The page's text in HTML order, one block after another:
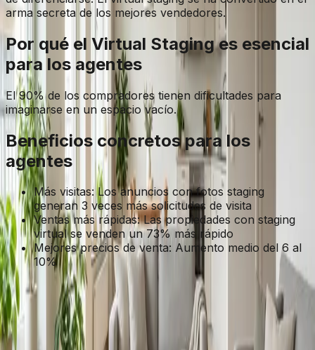
arma secreta de los mejores vendedores.
Por qué el Virtual Staging es esencial
para los agentes
El 90% de los compradores tienen dificultades para
imaginarse en un espacio vacío.
Beneficios concretos para los
agentes
Más visitas: Los anuncios con fotos staging
generan 3 veces más solicitudes de visita
Ventas más rápidas: Las propiedades con staging
virtual se venden un 73% más rápido
Mejores precios de venta: Aumento medio del 6 al
10%
Guía completa
Lee la guía completa del home
staging virtual